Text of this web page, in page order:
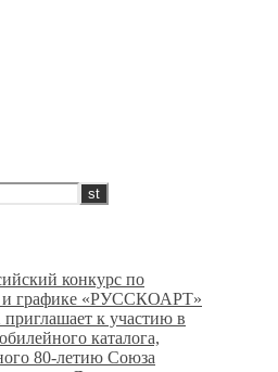
конкурс по
и графике «РУССКОАРТ»
к участию в
каталога,
80-летию Союза